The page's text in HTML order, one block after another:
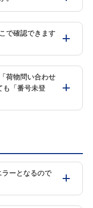
で確認できます
荷物問い合わせ
も「番号未登
ーとなるので